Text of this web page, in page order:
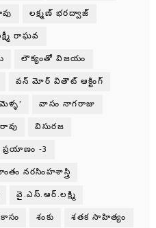
లక్ష్మణ్ భరద్వాజ్
రాఘవ
లౌక్యంతో విజయం
వన్ మోర్ వితౌట్ ఆక్టింగ్
వాసం నాగరాజు
విసురజ
ప్రయాణం -3
నరసింహశాస్త్రి
వై.ఎస్.ఆర్.లక్ష్మి
శంకు శతక సాహిత్యం